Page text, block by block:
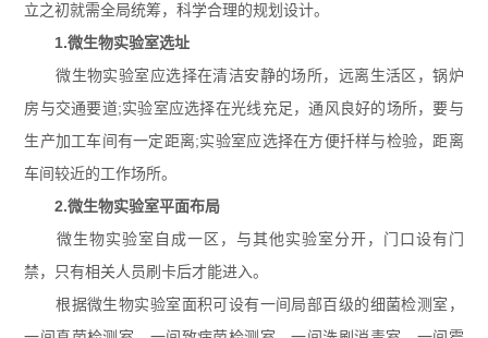
立之初就需全局统筹，科学合理的规划设计。
1.微生物实验室选址
微生物实验室应选择在清洁安静的场所，远离生活区，锅炉
房与交通要道;实验室应选择在光线充足，通风良好的场所，要与
生产加工车间有一定距离;实验室应选择在方便扦样与检验，距离
车间较近的工作场所。
2.微生物实验室平面布局
微生物实验室自成一区，与其他实验室分开，门口设有门
禁，只有相关人员刷卡后才能进入。
根据微生物实验室面积可设有一间局部百级的细菌检测室，